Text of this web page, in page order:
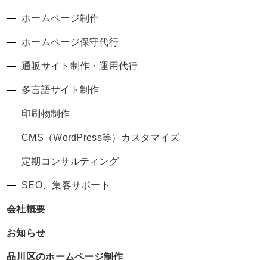
ホームページ制作
ホームページ保守代行
通販サイト制作・運用代行
多言語サイト制作
印刷物制作
CMS（WordPress等）カスタマイズ
定期コンサルティング
SEO、集客サポート
会社概要
お知らせ
品川区のホームページ制作